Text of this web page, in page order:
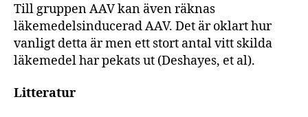
Till gruppen AAV kan även räknas
läkemedelsinducerad AAV. Det är oklart hur
vanligt detta är men ett stort antal vitt skilda
läkemedel har pekats ut (Deshayes, et al).
Litteratur